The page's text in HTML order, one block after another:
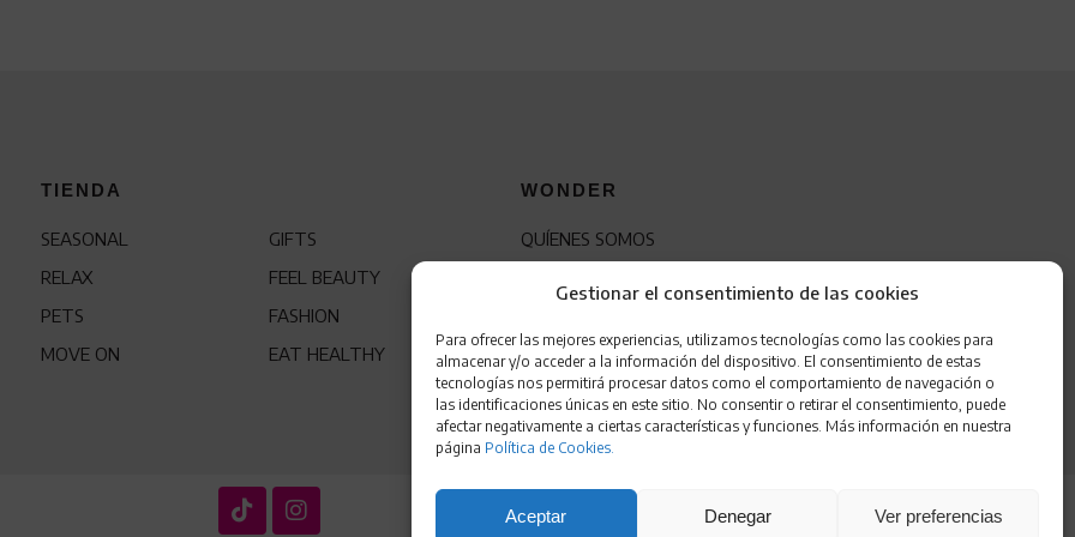
Gestionar el consentimiento de las cookies
Para ofrecer las mejores experiencias, utilizamos tecnologías como las cookies para
almacenar y/o acceder a la información del dispositivo. El consentimiento de estas
tecnologías nos permitirá procesar datos como el comportamiento de navegación o
las identificaciones únicas en este sitio. No consentir o retirar el consentimiento, puede
afectar negativamente a ciertas características y funciones. Más información en nuestra
página Política de Cookies.
Aceptar Denegar Ver preferencias
TIENDA
SEASONAL
RELAX
PETS
MOVE ON
GIFTS
FEEL BEAUTY
FASHION
EAT HEALTHY
WONDER
QUÍENES SOMOS